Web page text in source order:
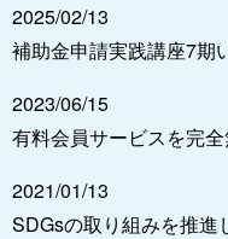
2025/02/13
補助金申請実践講座7期
2023/06/15
有料会員サービスを完全
2021/01/13
SDGsの取り組みを推進